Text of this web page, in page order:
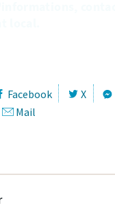
Facebook X
Mail